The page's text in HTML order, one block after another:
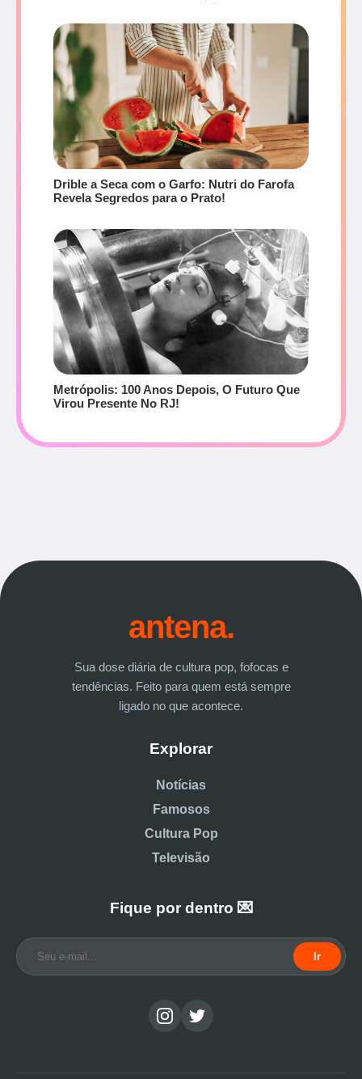
Drible a Seca com o Garfo: Nutri do Farofa
Revela Segredos para o Prato!
Metrópolis: 100 Anos Depois, O Futuro Que
Virou Presente No RJ!
antena.
Sua dose diária de cultura pop, fofocas e
tendências. Feito para quem está sempre
ligado no que acontece.
Explorar
Notícias
Famosos
Cultura Pop
Televisão
Fique por dentro 💌
Ir